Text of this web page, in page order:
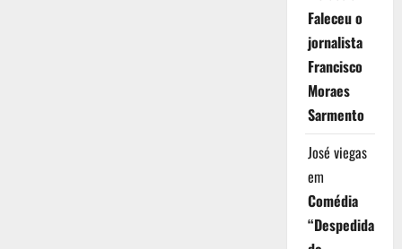
Faleceu o
jornalista
Francisco
Moraes
Sarmento
José viegas
em
Comédia
“Despedida